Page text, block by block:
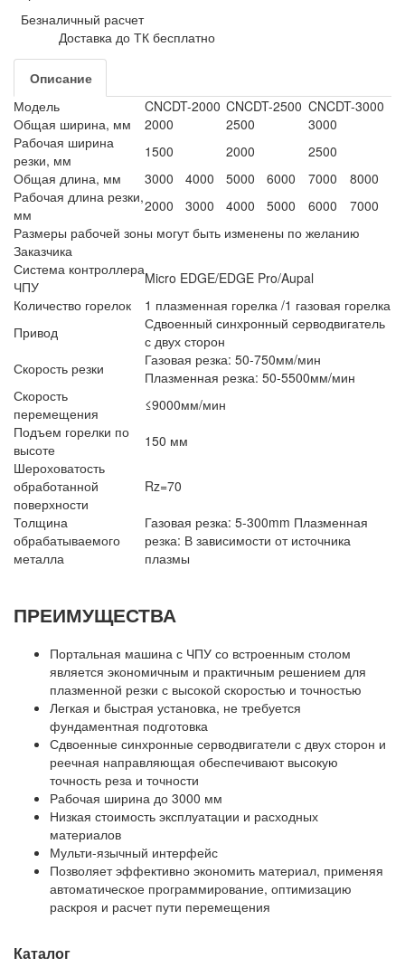
Безналичный расчет
Доставка до ТК бесплатно
Описание
Модель
CNCDT-2000 CNCDT-2500 CNCDT-3000
Общая ширина, мм
2000 2500
3000
Рабочая ширина
резки, мм
1500 2000
2500
Общая длина, мм
3000 4000 5000 6000 7000
8000
Рабочая длина резки,
мм
2000 3000 4000 5000 6000
7000
Размеры рабочей зоны могут быть изменены по желанию
Заказчика
Система контроллера
ЧПУ
Micro EDGE/EDGE Pro/Aupal
Количество горелок
1 плазменная горелка /1 газовая горелка
Привод
Сдвоенный синхронный серводвигатель
с двух сторон
Скорость резки
Газовая резка: 50-750мм/мин
Плазменная резка: 50-5500мм/мин
Скорость
перемещения
≤9000мм/мин
Подъем горелки по
высоте
150 мм
Шероховатость
обработанной
поверхности
Rz=70
Толщина
обрабатываемого
металла
Газовая резка: 5-300mm Плазменная
резка: В зависимости от источника
плазмы
ПРЕИМУЩЕСТВА
Портальная машина с ЧПУ со встроенным столом
является экономичным и практичным решением для
плазменной резки с высокой скоростью и точностью
Легкая и быстрая установка, не требуется
фундаментная подготовка
Сдвоенные синхронные серводвигатели с двух сторон и
реечная направляющая обеспечивают высокую
точность реза и точности
Рабочая ширина до 3000 мм
Низкая стоимость эксплуатации и расходных
материалов
Мульти-язычный интерфейс
Позволяет эффективно экономить материал, применяя
автоматическое программирование, оптимизацию
раскроя и расчет пути перемещения
Каталог